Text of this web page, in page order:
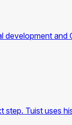
Tuist